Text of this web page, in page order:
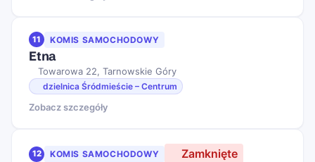
11 KOMIS SAMOCHODOWY
Etna
Towarowa 22, Tarnowskie Góry
dzielnica Śródmieście – Centrum
Zobacz szczegóły
12 KOMIS SAMOCHODOWY Zamknięte